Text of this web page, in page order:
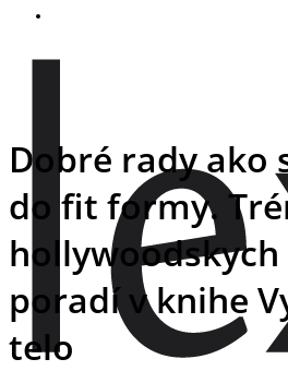
Dobré rady ako
do fit formy.
hollywoodskych
poradí v knihe
telo